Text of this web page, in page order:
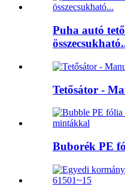
Puha autó
Tetősátor -
Buborék PE